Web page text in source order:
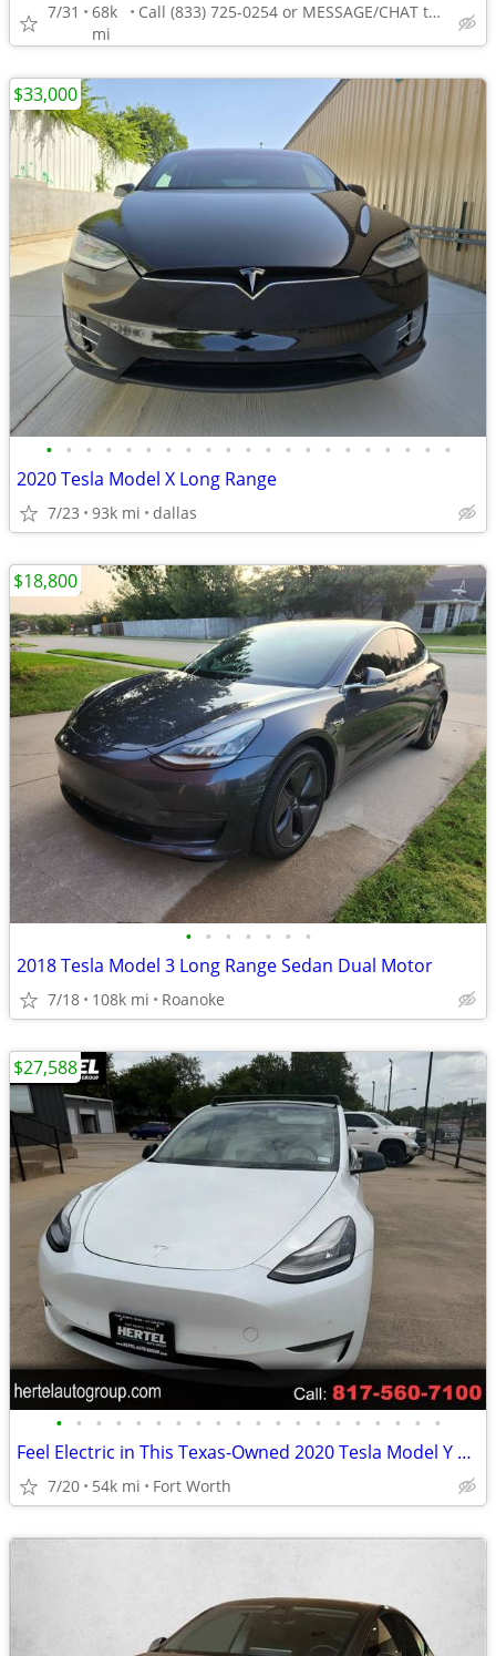
7/31
68k
mi
Call (833) 725-0254 or MESSAGE/CHAT to confirm availability
• • • • • • • • • • • • • • • • • • • • •
2020 Tesla Model X Long Range
7/23 93k mi dallas
$33,000
• • • • • • •
2018 Tesla Model 3 Long Range Sedan Dual Motor
7/18 108k mi Roanoke
$18,800
• • • • • • • • • • • • • • • • • • • •
Feel Electric in This Texas-Owned 2020 Tesla Model Y Long Range
7/20 54k mi Fort Worth
$27,588